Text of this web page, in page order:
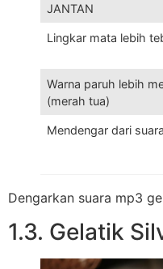
JANTAN
Lingkar mata lebih
Warna paruh lebih
(merah tua)
Mendengar dari
Dengarkan suara mp3
1.3. Gelatik